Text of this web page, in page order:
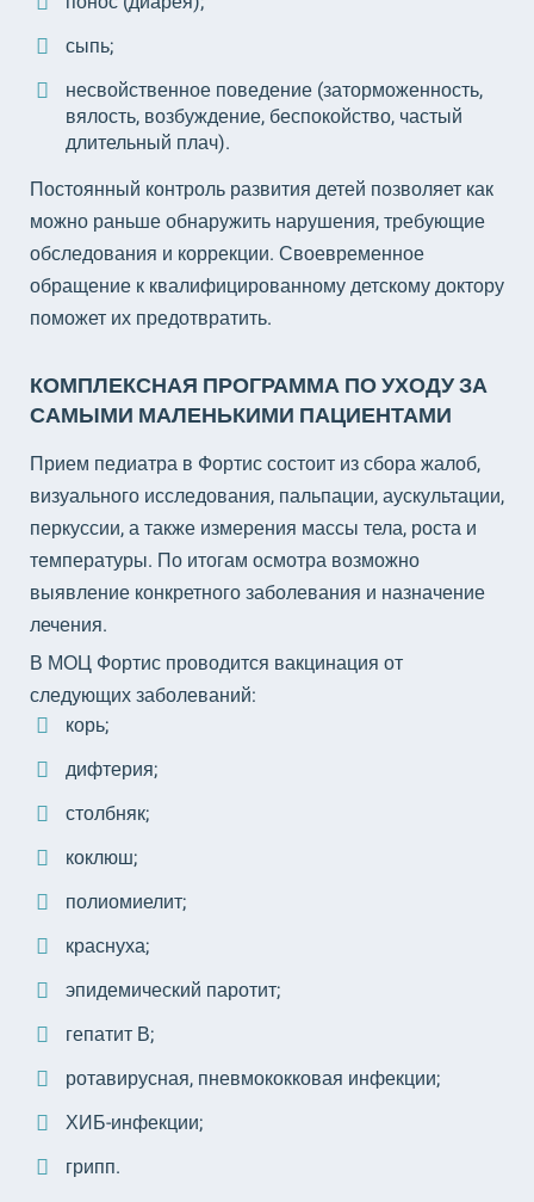
сыпь;
несвойственное поведение (заторможенность,
вялость, возбуждение, беспокойство, частый
длительный плач).
Постоянный контроль развития детей позволяет как
можно раньше обнаружить нарушения, требующие
обследования и коррекции. Своевременное
обращение к квалифицированному детскому доктору
поможет их предотвратить.
КОМПЛЕКСНАЯ ПРОГРАММА ПО УХОДУ ЗА
САМЫМИ МАЛЕНЬКИМИ ПАЦИЕНТАМИ
Прием педиатра в Фортис состоит из сбора жалоб,
визуального исследования, пальпации, аускультации,
перкуссии, а также измерения массы тела, роста и
температуры. По итогам осмотра возможно
выявление конкретного заболевания и назначение
лечения.
В МОЦ Фортис проводится вакцинация от
следующих заболеваний:
корь;
дифтерия;
столбняк;
коклюш;
полиомиелит;
краснуха;
эпидемический паротит;
гепатит В;
ротавирусная, пневмококковая инфекции;
ХИБ-инфекции;
грипп.